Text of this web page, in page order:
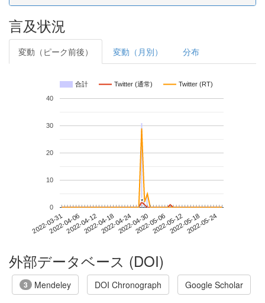
言及状況
変動（ピーク前後） 変動（月別） 分布
合計 Twitter (通常) Twitter (RT)
2022-03-312022-04-062022-04-122022-04-182022-04-242022-04-302022-05-062022-05-122022-05-182022-05-24
0
10
20
30
40
*
*
外部データベース (DOI)
3 Mendeley DOI Chronograph Google Scholar